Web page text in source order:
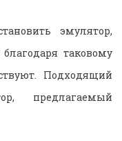
эмулятор,
таковому
Подходящий
предлагаемый